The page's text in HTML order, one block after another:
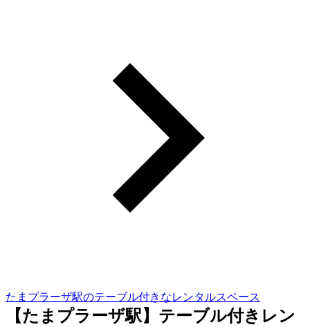
たまプラーザ駅のテーブル付きなレンタルスペース
【たまプラーザ駅】テーブル付きレン